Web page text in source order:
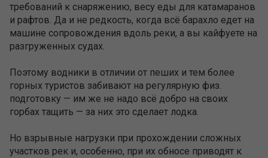
требований к снаряжению, весу еды для катамаранов
и рафтов. Да и не редкость, когда всё барахло едет на
машине сопровождения вдоль реки, а вы кайфуете на
разгруженных судах.
Поэтому водники в отличии от пеших и тем более
горных туристов забивают на регулярную физ.
подготовку — им же не надо всё добро на своих
горбах тащить — за них это сделает лодка.
Но взрывные нагрузки при прохождении сложных
участков рек и, особенно, при их обносе приводят к